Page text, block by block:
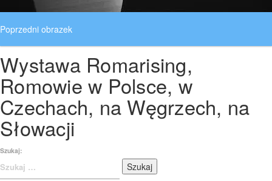
Poprzedni obrazek
Następny obrazek
Wystawa Romarising,
Romowie w Polsce, w
Czechach, na Węgrzech, na
Słowacji
Szukaj: